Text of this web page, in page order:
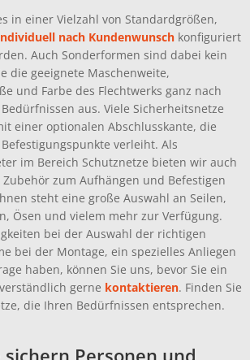
in einer Vielzahl von Standardgrößen,
nach Kundenwunsch konfiguriert
Auch Sonderformen sind dabei kein
die geeignete Maschenweite,
und Farbe des Flechtwerks ganz nach
aus. Viele Sicherheitsnetze
einer optionalen Abschlusskante, die
verleiht. Als
im Bereich Schutznetze bieten wir auch
zum Aufhängen und Befestigen
steht eine große Auswahl an Seilen,
Ösen und vielem mehr zur Verfügung.
bei der Auswahl der richtigen
bei der Montage, ein spezielles Anliegen
haben, können Sie uns, bevor Sie ein
gerne kontaktieren. Finden Sie
die Ihren Bedürfnissen entsprechen.